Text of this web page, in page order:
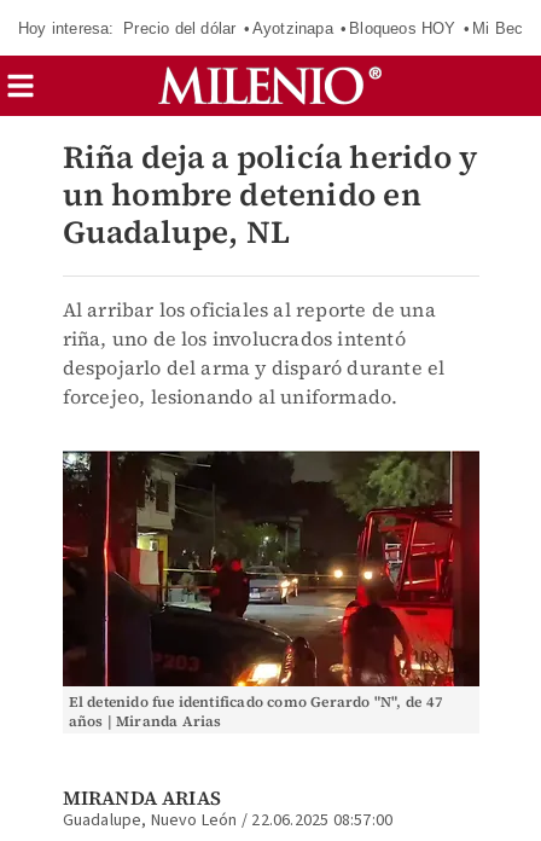
Hoy interesa: Precio del dólar Ayotzinapa Bloqueos HOY Mi Beca
Riña deja a policía herido y
un hombre detenido en
Guadalupe, NL
Al arribar los oficiales al reporte de una
riña, uno de los involucrados intentó
despojarlo del arma y disparó durante el
forcejeo, lesionando al uniformado.
El detenido fue identificado como Gerardo "N", de 47
años | Miranda Arias
MIRANDA ARIAS
Guadalupe, Nuevo León / 22.06.2025 08:57:00